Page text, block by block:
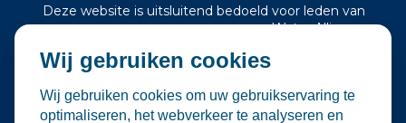
Deze website is uitsluitend bedoeld voor leden van
Water Alliance.
Water Alliance biedt dit platform aan om relevante
milieutechnologiesector te verzamelen en onder
de aandacht te brengen. Hoewel wij zorgvuldig
Wij gebruiken cookies
Wij gebruiken cookies om uw gebruikservaring te
optimaliseren, het webverkeer te analyseren en